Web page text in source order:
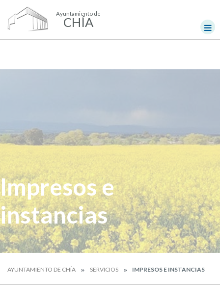
Ayuntamiento de
CHÍA
Impresos e
instancias
AYUNTAMIENTO DE CHÍA SERVICIOS IMPRESOS E INSTANCIAS